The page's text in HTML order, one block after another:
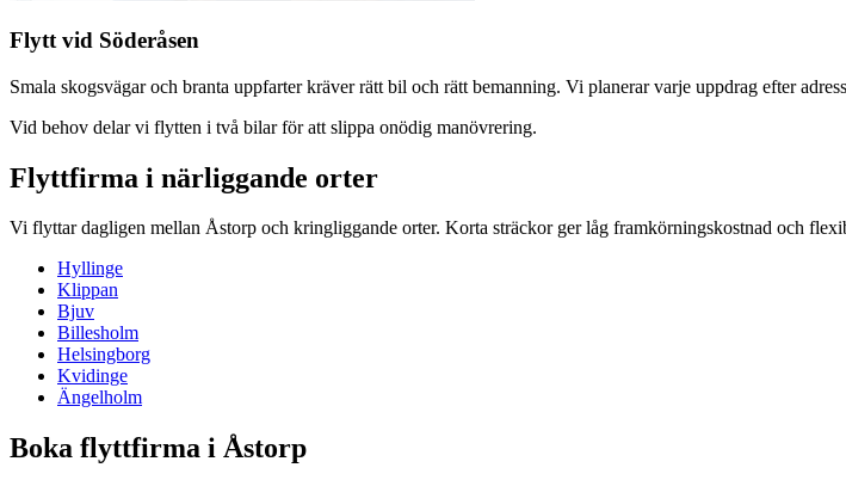
Flytt vid Söderåsen
Smala skogsvägar och branta uppfarter kräver rätt bil och rätt bemanning. Vi planerar varje uppdrag efter
Vid behov delar vi flytten i två bilar för att slippa onödig manövrering.
Flyttfirma i närliggande orter
Vi flyttar dagligen mellan Åstorp och kringliggande orter. Korta sträckor ger låg framkörningskostnad och
Hyllinge
Klippan
Bjuv
Billesholm
Helsingborg
Kvidinge
Ängelholm
Boka flyttfirma i Åstorp